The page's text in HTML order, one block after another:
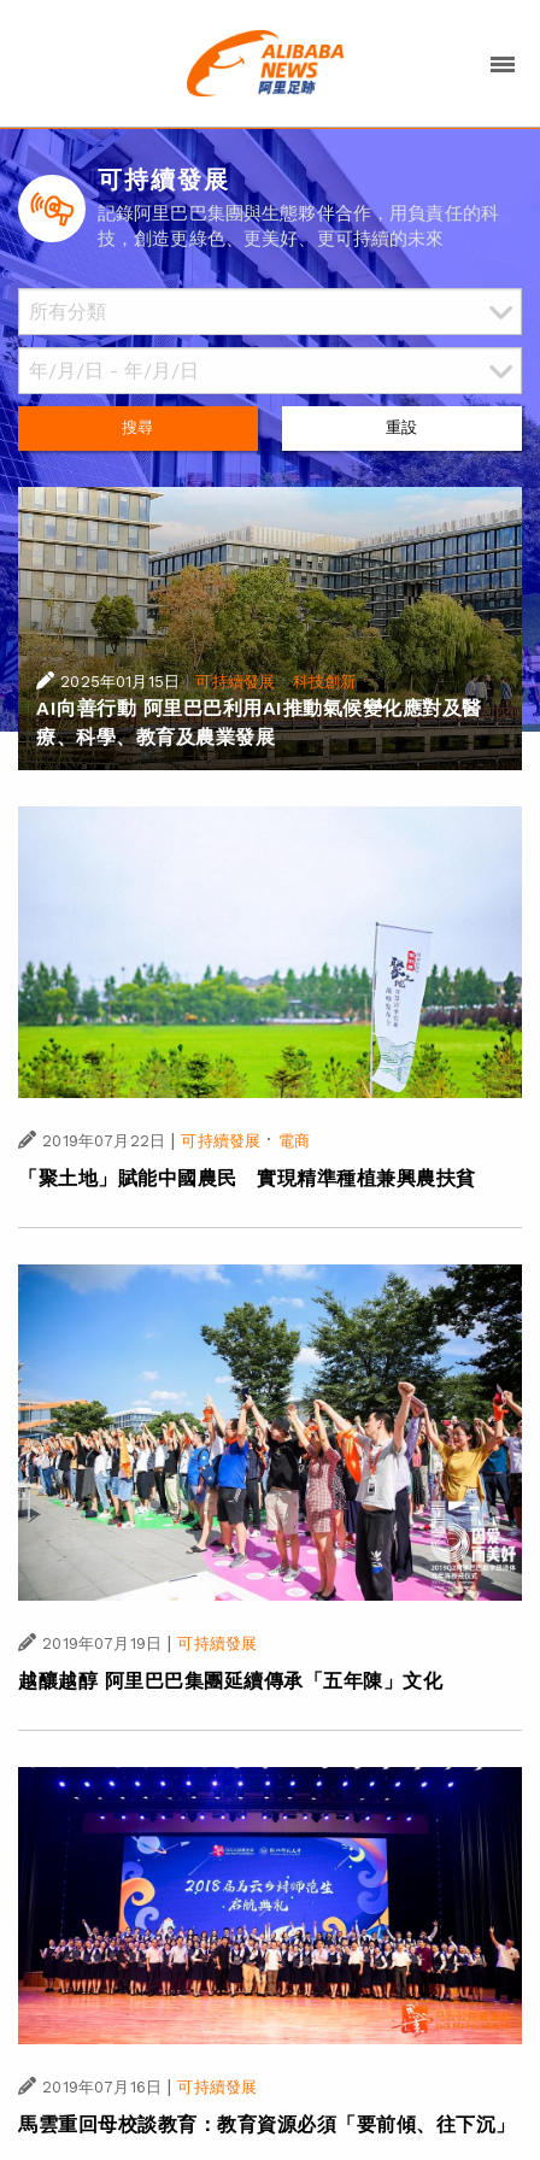
可持續發展
記錄阿里巴巴集團與生態夥伴合作，用負責任的科
技，創造更綠色、更美好、更可持續的未來
搜尋 重設
2025年01月15日 |可持續發展·科技創新
AI向善行動 阿里巴巴利用AI推動氣候變化應對及醫
療、科學、教育及農業發展
2019年07月22日 | 可持續發展 · 電商
「聚土地」賦能中國農民 實現精準種植兼興農扶貧
2019年07月19日 | 可持續發展
越釀越醇 阿里巴巴集團延續傳承「五年陳」文化
2019年07月16日 可持續發展
馬雲重回母校談教育：教育資源必須「要前傾、往下沉」